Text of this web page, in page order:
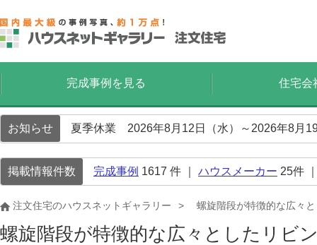
完成事例を見る 住宅会
お知らせ 夏季休業 2026年8月12日（水）～2026年8月
掲載情報件数 完成事例 1617 件 ｜ ハウスメーカー 25件
注文住宅のハウスネットギャラリー 螺旋階段が特徴的な広々
螺旋階段が特徴的な広々としたリビ